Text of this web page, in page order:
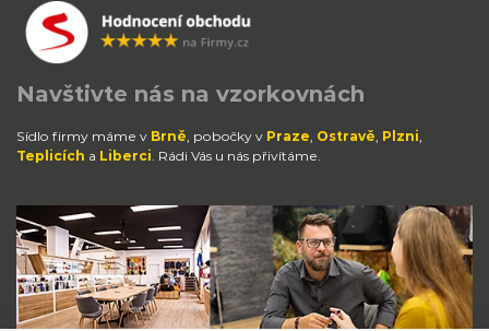
Navštivte nás na vzorkovnách
Sídlo firmy máme v Brně, pobočky v Praze, Ostravě, Plzni,
Teplicích a Liberci. Rádi Vás u nás přivítáme.